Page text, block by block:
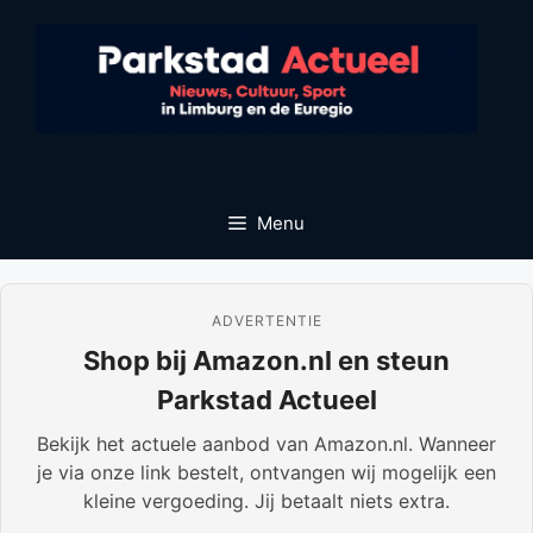
Menu
ADVERTENTIE
Shop bij Amazon.nl en steun
Parkstad Actueel
Bekijk het actuele aanbod van Amazon.nl. Wanneer
je via onze link bestelt, ontvangen wij mogelijk een
kleine vergoeding. Jij betaalt niets extra.